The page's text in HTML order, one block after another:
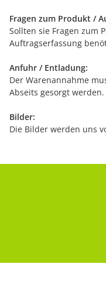
Fragen zum Produkt /
Sollten sie Fragen zum
Auftragserfassung
Anfuhr / Entladung:
Der Warenannahme
Abseits gesorgt werden.
Bilder:
Die Bilder werden uns